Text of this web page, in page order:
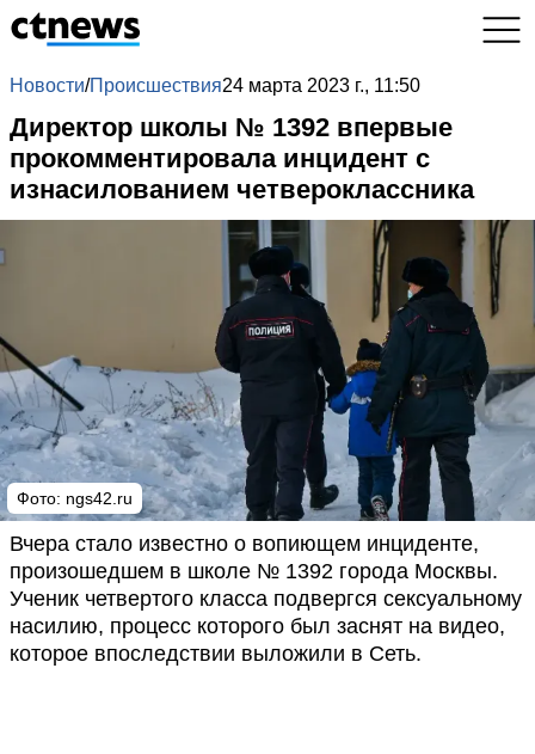
Новости/Происшествия24 марта 2023 г., 11:50
Директор школы № 1392 впервые
прокомментировала инцидент с
изнасилованием четвероклассника
Фото: ngs42.ru
Вчера стало известно о вопиющем инциденте,
произошедшем в школе № 1392 города Москвы.
Ученик четвертого класса подвергся сексуальному
насилию, процесс которого был заснят на видео,
которое впоследствии выложили в Сеть.